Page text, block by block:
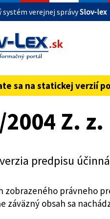
systém verejnej správySlov-lex
je zabezpečená
a vždy sa uistite, že zdieľate
domény webového sídla.
sa na statickej verzií
Z. z.
predpisu
zobrazeného právneho
záväzný obsah sa